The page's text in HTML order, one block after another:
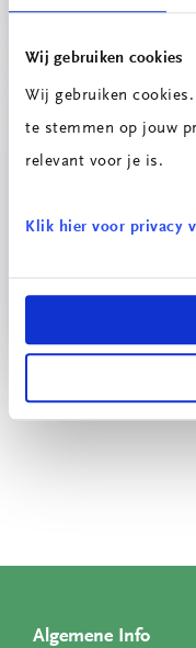
Wij gebruiken cookies
Wij gebruiken
te stemmen op jouw
relevant voor je is.
Klik hier voor privacy
Technologie
Energiescan
Algemene Info